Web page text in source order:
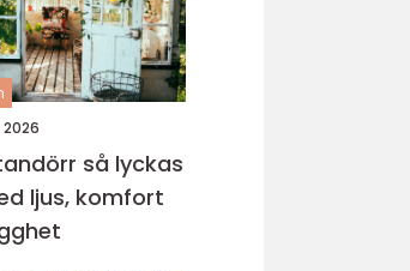
så lyckas
ljus, komfort